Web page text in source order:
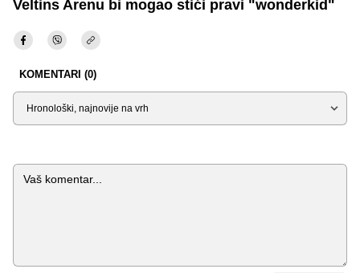
Veltins Arenu bi mogao stići pravi "wonderkid"
KOMENTARI (0)
Sortiraj
Komentar